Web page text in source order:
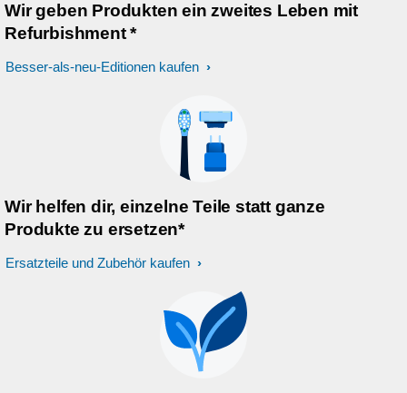
Wir geben Produkten ein zweites Leben mit
Refurbishment *
Besser-als-neu-Editionen kaufen
Wir helfen dir, einzelne Teile statt ganze
Produkte zu ersetzen*
Ersatzteile und Zubehör kaufen